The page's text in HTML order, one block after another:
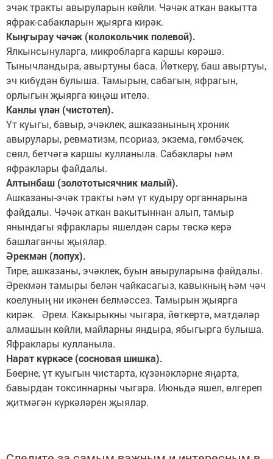
эчәк тракты авыруларын көйли. Чәчәк аткан вакытта
яфрак-сабакларын җыярга кирәк.
Кыңгырау чәчәк (колокольчик полевой).
Ялкынсынуларга, микробларга каршы көрәшә.
Тынычландыра, авыртуны баса. Йөткерү, баш авыртуы,
эч кибүдән булыша. Тамырын, сабагын, яфрагын,
орлыгын җыярга киңәш ителә.
Канлы үлән (чистотел).
Үт куыгы, бавыр, эчәклек, ашказанының хроник
авырулары, ревматизм, псориаз, экзема, гөмбәчек,
сөял, бетчәгә каршы кулланыла. Сабаклары һәм
яфраклары файдалы.
Алтынбаш (золототысячник малый).
Ашказаны-эчәк тракты һәм үт кудыру органнарына
файдалы. Чәчәк аткан вакытыннан алып, тамыр
янындагы яфраклары яшелдән сары төскә керә
башлаганчы җыялар.
Әрекмән (лопух).
Тире, ашказаны, эчәклек, буын авыруларына файдалы.
Әрекмән тамыры белән чайкасагыз, кавыкның һәм чәч
коелуның ни икәнен белмәссез. Тамырын җыярга
кирәк. Әрем. Какырыкны чыгара, йөткертә, матдәләр
алмашын көйли, майларны яндыра, ябыгырга булыша.
Яфраклары кулланыла.
Нарат күркәсе (сосновая шишка).
Бөерне, үт куыгын чистарта, күзәнәкләрне яңарта,
бавырдан токсиннарны чыгара. Июньдә яшел, өлгереп
җитмәгән күркәләрен җыялар.